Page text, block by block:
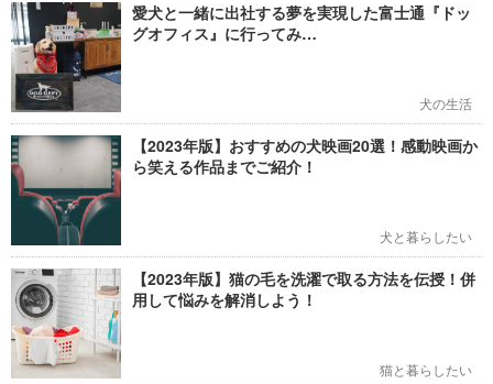
愛犬と一緒に出社する夢を実現した富士通『ドッ
グオフィス』に行ってみ…
犬の生活
【2023年版】おすすめの犬映画20選！感動映画か
ら笑える作品までご紹介！
犬と暮らしたい
【2023年版】猫の毛を洗濯で取る方法を伝授！併
用して悩みを解消しよう！
猫と暮らしたい